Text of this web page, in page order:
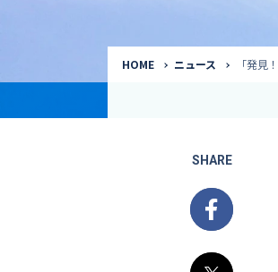
HOME ニュース 「発見
SHARE